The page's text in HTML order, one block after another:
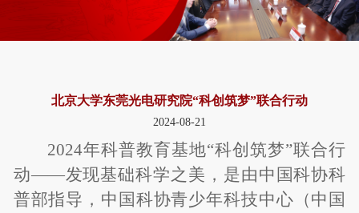
北京大学东莞光电研究院“科创筑梦”联合行动
2024-08-21
2024年科普教育基地“科创筑梦”联合行
动——发现基础科学之美，是由中国科协科
普部指导，中国科协青少年科技中心（中国